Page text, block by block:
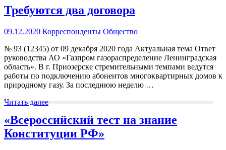
Требуются два договора
09.12.2020 Корреспонденты Общество
№ 93 (12345) от 09 декабря 2020 года Актуальная тема Ответ
руководства АО «Газпром газораспределение Ленинградская
область». В г. Приозерске стремительными темпами ведутся
работы по подключению абонентов многоквартирных домов к
природному газу. За последнюю неделю …
Читать далее
«Всероссийский тест на знание
Конституции РФ»